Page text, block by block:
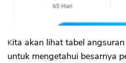
Kita akan lihat tabel angsuran FinPlus di 2023
untuk mengetahui besarnya